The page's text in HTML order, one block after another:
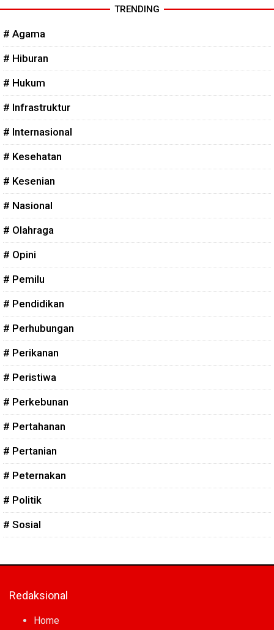
TRENDING
# Agama
# Hiburan
# Hukum
# Infrastruktur
# Internasional
# Kesehatan
# Kesenian
# Nasional
# Olahraga
# Opini
# Pemilu
# Pendidikan
# Perhubungan
# Perikanan
# Peristiwa
# Perkebunan
# Pertahanan
# Pertanian
# Peternakan
# Politik
# Sosial
Redaksional
Home